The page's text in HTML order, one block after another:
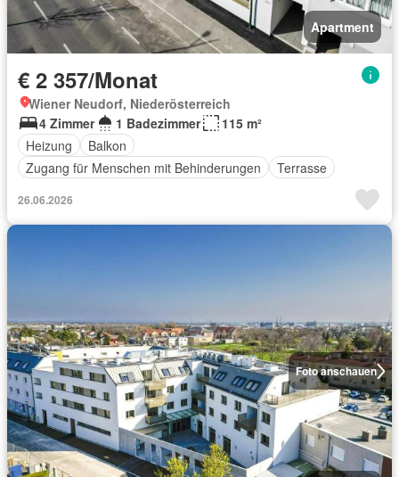
Apartment
€ 2 357/Monat
Wiener Neudorf, Niederösterreich
4 Zimmer
1 Badezimmer
115 m²
Heizung
Balkon
Zugang für Menschen mit Behinderungen
Terrasse
26.06.2026
Foto anschauen